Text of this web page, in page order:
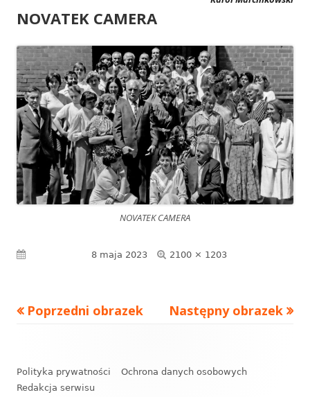
NOVATEK CAMERA
NOVATEK CAMERA
8 maja 2023
Pełny
2100 × 1203
Poprzedni obrazek Następny obrazek
stopki
Polityka prywatności
Ochrona danych osobowych
Redakcja serwisu